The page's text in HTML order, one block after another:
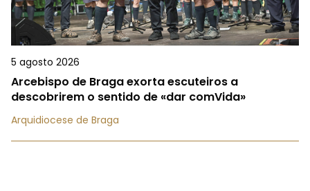
5 agosto 2026
Arcebispo de Braga exorta escuteiros a
descobrirem o sentido de «dar comVida»
Arquidiocese de Braga